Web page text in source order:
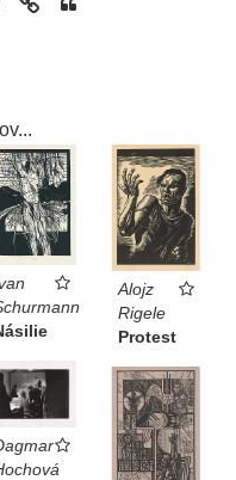
Alojz
Rigele
Protest